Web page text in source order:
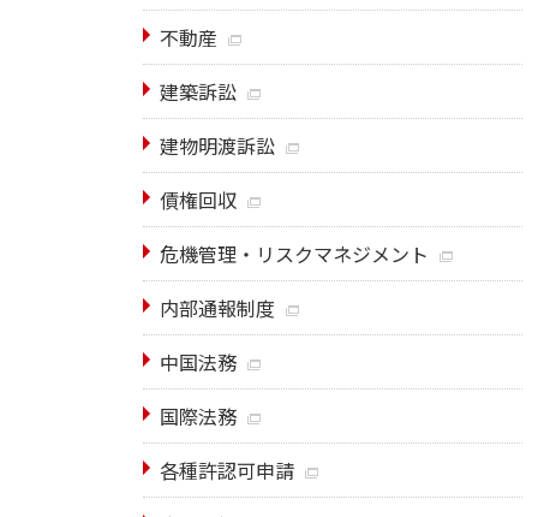
不動産
建築訴訟
建物明渡訴訟
債権回収
危機管理・リスクマネジメント
内部通報制度
中国法務
国際法務
各種許認可申請